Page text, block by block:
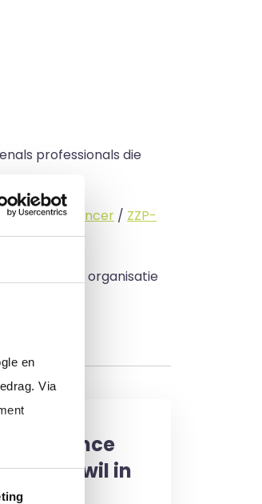
en
Via
professionals die
/freelancer / ZZP-
in uw organisatie
freelance
(of ik wil in